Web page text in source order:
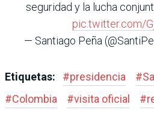
seguridad y la lucha
pic.twitter.com/
— Santiago Peña
Etiquetas: #presidencia #
#Colombia #visita oficial #